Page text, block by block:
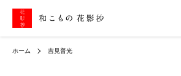
ホーム 吉見普光